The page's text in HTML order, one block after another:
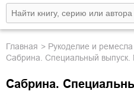
Главная рукоделие и ремесла
Сабрина. Специальный
Сабрина.